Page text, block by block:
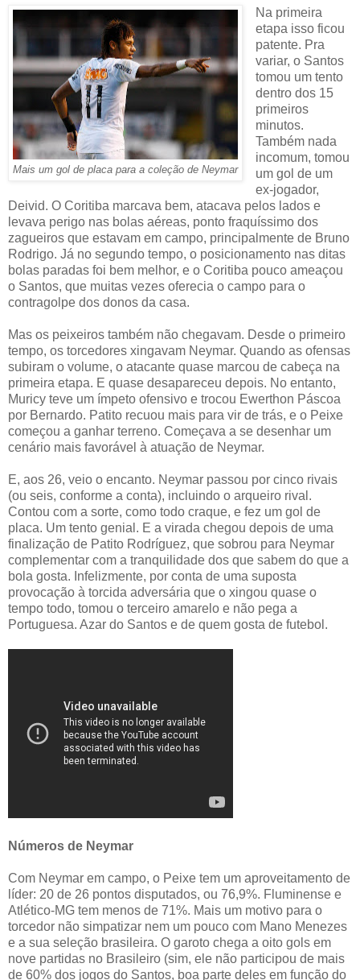
Mais um gol de placa para a coleção de Neymar
Na primeira
etapa isso ficou
patente. Pra
variar, o Santos
tomou um tento
dentro dos 15
primeiros
minutos.
Também nada
incomum, tomou
um gol de um
ex-jogador,
Deivid. O Coritiba marcava bem, atacava pelos lados e
levava perigo nas bolas aéreas, ponto fraquíssimo dos
zagueiros que estavam em campo, principalmente de Bruno
Rodrigo. Já no segundo tempo, o posicionamento nas ditas
bolas paradas foi bem melhor, e o Coritiba pouco ameaçou
o Santos, que muitas vezes oferecia o campo para o
contragolpe dos donos da casa.
Mas os peixeiros também não chegavam. Desde o primeiro
tempo, os torcedores xingavam Neymar. Quando as ofensas
subiram o volume, o atacante quase marcou de cabeça na
primeira etapa. E quase desapareceu depois. No entanto,
Muricy teve um ímpeto ofensivo e trocou Ewerthon Páscoa
por Bernardo. Patito recuou mais para vir de trás, e o Peixe
começou a ganhar terreno. Começava a se desenhar um
cenário mais favorável à atuação de Neymar.
E, aos 26, veio o encanto. Neymar passou por cinco rivais
(ou seis, conforme a conta), incluindo o arqueiro rival.
Contou com a sorte, como todo craque, e fez um gol de
placa. Um tento genial. E a virada chegou depois de uma
finalização de Patito Rodríguez, que sobrou para Neymar
complementar com a tranquilidade dos que sabem do que a
bola gosta. Infelizmente, por conta de uma suposta
provocação à torcida adversária que o xingou quase o
tempo todo, tomou o terceiro amarelo e não pega a
Portuguesa. Azar do Santos e de quem gosta de futebol.
Números de Neymar
Com Neymar em campo, o Peixe tem um aproveitamento de
líder: 20 de 26 pontos disputados, ou 76,9%. Fluminense e
Atlético-MG tem menos de 71%. Mais um motivo para o
torcedor não simpatizar nem um pouco com Mano Menezes
e a sua seleção brasileira. O garoto chega a oito gols em
nove partidas no Brasileiro (sim, ele não participou de mais
de 60% dos jogos do Santos, boa parte deles em função do